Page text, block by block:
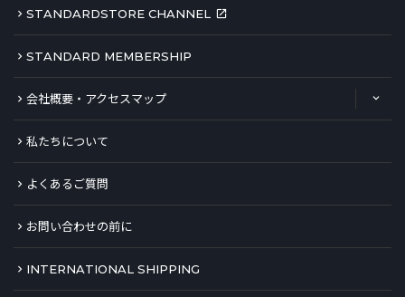
STANDARDSTORE CHANNEL
STANDARD MEMBERSHIP
会社概要・アクセスマップ
私たちについて
よくあるご質問
お問い合わせの前に
INTERNATIONAL SHIPPING